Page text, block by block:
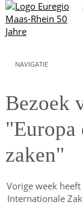
NAVIGATIE
Bezoek
"Europa
zaken"
Vorige week
Internationale